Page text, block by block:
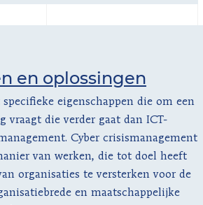
en oplossingen
eigenschappen die om een
vraagt die verder gaat dan ICT-
Cyber crisismanagement
van werken, die tot doel heeft
organisaties te versterken voor de
en maatschappelijke